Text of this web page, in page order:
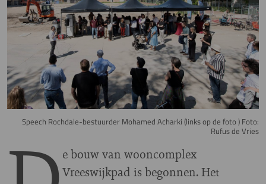
Speech Rochdale-bestuurder Mohamed Acharki (links op de foto ) Foto:
Rufus de Vries
e bouw van wooncomplex
Vreeswijkpad is begonnen. Het